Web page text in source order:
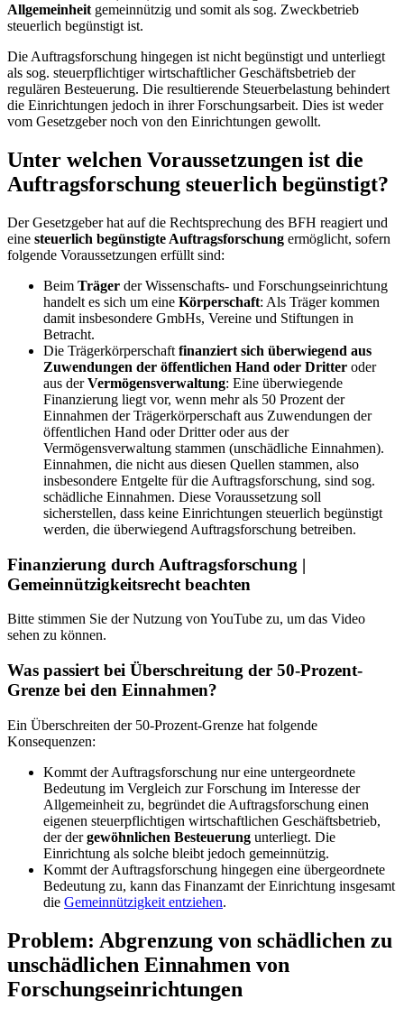
Allgemeinheit gemeinnützig und somit als sog. Zweckbetrieb
steuerlich begünstigt ist.
Die Auftragsforschung hingegen ist nicht begünstigt und unterliegt
als sog. steuerpflichtiger wirtschaftlicher Geschäftsbetrieb der
regulären Besteuerung. Die resultierende Steuerbelastung behindert
die Einrichtungen jedoch in ihrer Forschungsarbeit. Dies ist weder
vom Gesetzgeber noch von den Einrichtungen gewollt.
Unter welchen Voraussetzungen ist die
Auftragsforschung steuerlich begünstigt?
Der Gesetzgeber hat auf die Rechtsprechung des BFH reagiert und
eine steuerlich begünstigte Auftragsforschung ermöglicht, sofern
folgende Voraussetzungen erfüllt sind:
Beim Träger der Wissenschafts- und Forschungseinrichtung
handelt es sich um eine Körperschaft: Als Träger kommen
damit insbesondere GmbHs, Vereine und Stiftungen in
Betracht.
Die Trägerkörperschaft finanziert sich überwiegend aus
Zuwendungen der öffentlichen Hand oder Dritter oder
aus derVermögensverwaltung: Eine überwiegende
Finanzierung liegt vor, wenn mehr als 50 Prozent der
Einnahmen der Trägerkörperschaft aus Zuwendungen der
öffentlichen Hand oder Dritter oder aus der
Vermögensverwaltung stammen (unschädliche Einnahmen).
Einnahmen, die nicht aus diesen Quellen stammen, also
insbesondere Entgelte für die Auftragsforschung, sind sog.
schädliche Einnahmen. Diese Voraussetzung soll
sicherstellen, dass keine Einrichtungen steuerlich begünstigt
werden, die überwiegend Auftragsforschung betreiben.
Finanzierung durch Auftragsforschung |
Gemeinnützigkeitsrecht beachten
Bitte stimmen Sie der Nutzung von YouTube zu, um das Video
sehen zu können.
Was passiert bei Überschreitung der 50-Prozent-
Grenze bei den Einnahmen?
Ein Überschreiten der 50-Prozent-Grenze hat folgende
Konsequenzen:
Kommt der Auftragsforschung nur eine untergeordnete
Bedeutung im Vergleich zur Forschung im Interesse der
Allgemeinheit zu, begründet die Auftragsforschung einen
eigenen steuerpflichtigen wirtschaftlichen Geschäftsbetrieb,
der dergewöhnlichen Besteuerung unterliegt. Die
Einrichtung als solche bleibt jedoch gemeinnützig.
Kommt der Auftragsforschung hingegen eine übergeordnete
Bedeutung zu, kann das Finanzamt der Einrichtung insgesamt
die Gemeinnützigkeit entziehen.
Problem: Abgrenzung von schädlichen zu
unschädlichen Einnahmen von
Forschungseinrichtungen